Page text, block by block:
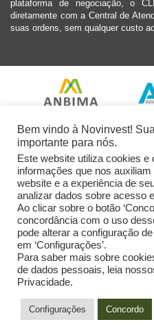
plataforma de negociação, o
diretamente com a Central de
suas ordens, sem qualquer custo
Bem vindo à Novinvest!
importante para nós.
Este website utiliza cookies
informações que nos
website e a experiência de
analizar dados sobre acesso
Ao clicar sobre o botão
concordância com o uso
pode alterar a configuração
em ‘Configurações’.
Para saber mais sobre
de dados pessoais, leia
Privacidade.
Configurações Concordo